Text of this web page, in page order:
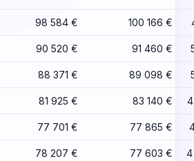
98 584 € 100 166 €
90 520 € 91 460 €
88 371 € 89 098 €
81 925 € 83 140 €
77 701 € 77 865 €
78 207 € 77 603 €